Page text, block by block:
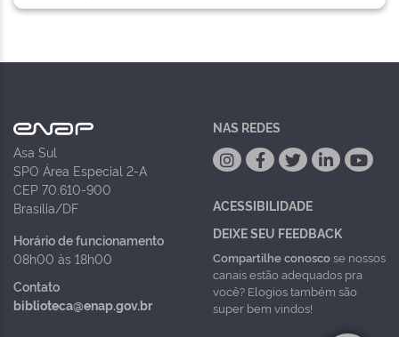
Asa Sul
SPO Área Especial 2-A
CEP 70.610-900
Brasília/DF
Horário de funcionamento
08h00 às 18h00
Contato
biblioteca@enap.gov.br
NAS REDES
ACESSIBILIDADE
DEIXE SEU FEEDBACK
Compartilhe conoscose nossos
canais estão adequados pra
você? Elogios também são
super bem vindos!